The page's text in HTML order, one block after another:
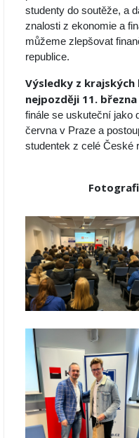
studenty do soutěže, a
znalosti z ekonomie a
můžeme zlepšovat
republice.
Výsledky z
nejpozději 11.
finále se uskuteční jako
června v Praze a
studentek z celé České